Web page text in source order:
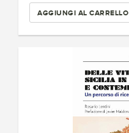
AGGIUNGI AL CARRELLO